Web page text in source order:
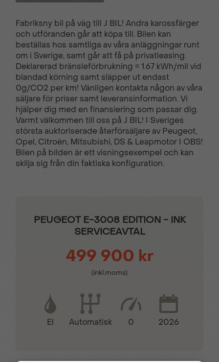
Adaptiv farthållare
Automatisk
klimatanläggning
Defroster sidospeglar
ECO LED-strålkastare
Elektrisk
parkeringsbroms
Elinfällbara sidospeglar Farthållare
startsystem
Kollisionsvarnare LED bakljus
Läderklädd
multifunktionsratt
Motoriserad handsfree
baklucka
Fabriksny bil på väg till J BIL! Andra karossfärger
och utföranden går att köpa till. Bilen kan
beställas hos samtliga av våra anläggningar runt
om i Sverige, samt går att få på privatleasing.
Deklarerad bränsleförbrukning = 1.67 kWh/mil vid
blandad körning samt släpper ut endast
0g/CO2 per km! Vänligen kontakta någon av våra
säljare för priser samt leveransinformation. Vi
hjälper dig med en finansiering som passar dig.
Varmt välkommen till oss på J BIL! I Sveriges
största auktoriserade återförsäljare av Peugeot,
Opel, Citroën, Mitsubishi, DS & Leapmotor I OBS!
Bilen på bilden är ett visningsexempel och kan
skilja sig från din faktiska konfiguration.
PEUGEOT E-3008 EDITION - INK
SERVICEAVTAL
499 900 kr
(inkl.moms)
El Automatisk 0 2026